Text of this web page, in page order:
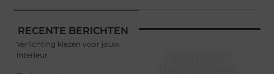
RECENTE BERICHTEN
Verlichting kiezen voor jouw
interieur